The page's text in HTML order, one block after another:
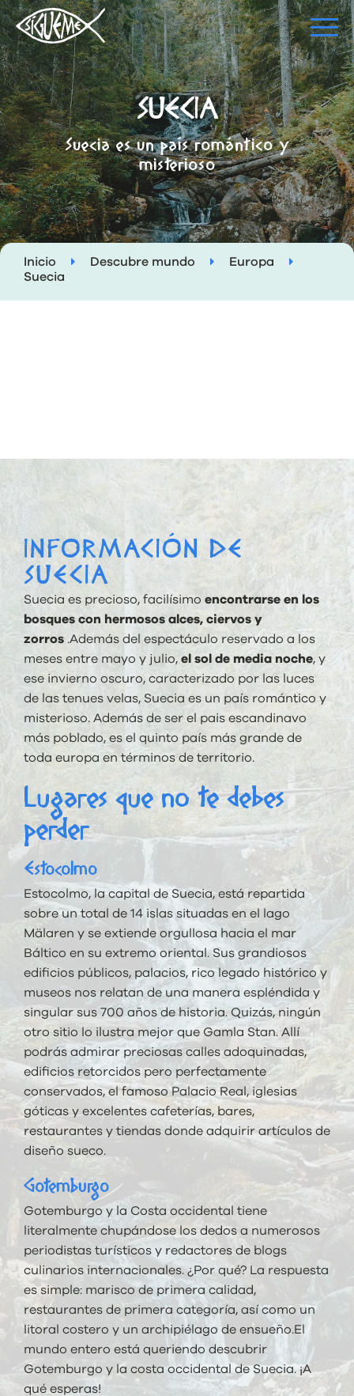
SUECIA
Suecia es un país romántico y
misterioso
Inicio Descubre mundo
Europa
Suecia
INFORMACIÓN DE
SUECIA
Suecia es precioso, facilísimo encontrarse en los
bosques con hermosos alces, ciervos y
zorros .Además del espectáculo reservado a los
meses entre mayo y julio, el sol de media noche, y
ese invierno oscuro, caracterizado por las luces
de las tenues velas, Suecia es un país romántico y
misterioso. Además de ser el pais escandinavo
más poblado, es el quinto país más grande de
toda europa en términos de territorio.
Lugares que no te debes
perder
Estocolmo
Estocolmo, la capital de Suecia, está repartida
sobre un total de 14 islas situadas en el lago
Mälaren y se extiende orgullosa hacia el mar
Báltico en su extremo oriental. Sus grandiosos
edificios públicos, palacios, rico legado histórico y
museos nos relatan de una manera espléndida y
singular sus 700 años de historia. Quizás, ningún
otro sitio lo ilustra mejor que Gamla Stan. Allí
podrás admirar preciosas calles adoquinadas,
edificios retorcidos pero perfectamente
conservados, el famoso Palacio Real, iglesias
góticas y excelentes cafeterías, bares,
restaurantes y tiendas donde adquirir artículos de
diseño sueco.
Gotemburgo
Gotemburgo y la Costa occidental tiene
literalmente chupándose los dedos a numerosos
periodistas turísticos y redactores de blogs
culinarios internacionales. ¿Por qué? La respuesta
es simple: marisco de primera calidad,
restaurantes de primera categoría, así como un
litoral costero y un archipiélago de ensueño.El
mundo entero está queriendo descubrir
Gotemburgo y la costa occidental de Suecia. ¡A
qué esperas!